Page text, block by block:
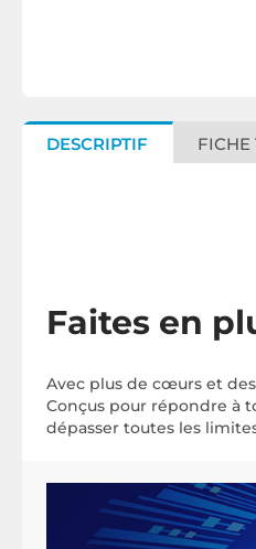
DESCRIPTIF FICHE
Faites en
Avec plus de cœurs et
Conçus pour répondre à
dépasser toutes les